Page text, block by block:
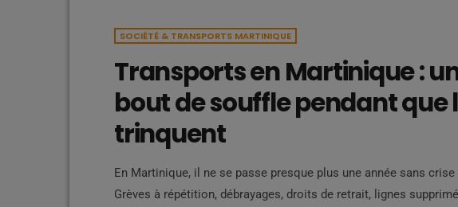
SOCIÉTÉ & TRANSPORTS MARTINIQUE
Transports en Martinique :
bout de souffle pendant que
trinquent
En Martinique, il ne se passe presque plus une année sans
Grèves à répétition, débrayages, droits de retrait, lignes